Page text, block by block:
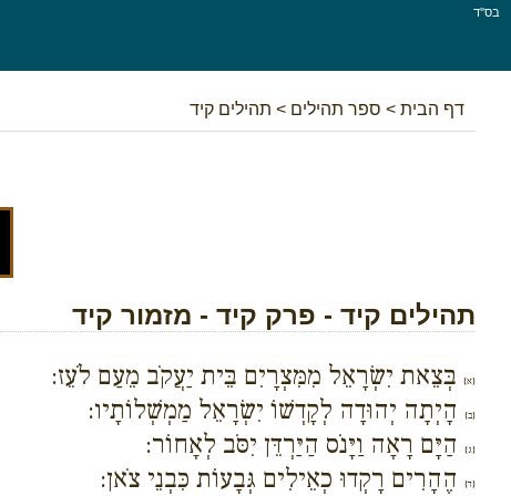
בס''ד
דף הבית > ספר תהילים > תהילים קיד
תהילים קיד - פרק קיד - מזמור קיד
{א} בְּצֵאת יִשְׂרָאֵל מִמִּצְרָיִם בֵּית יַעֲקֹב מֵעַם לֹעֵז:
{ב} הָיְתָה יְהוּדָה לְקָדְשׁוֹ יִשְׂרָאֵל מַמְשְׁלוֹתָיו:
{ג} הַיָּם רָאָה וַיָּנֹס הַיַּרְדֵּן יִסֹּב לְאָחוֹר:
{ד}
הֶהָרִים רָקְדוּ כְאֵילִים גְּבָעוֹת כִּבְנֵי צֹאן: